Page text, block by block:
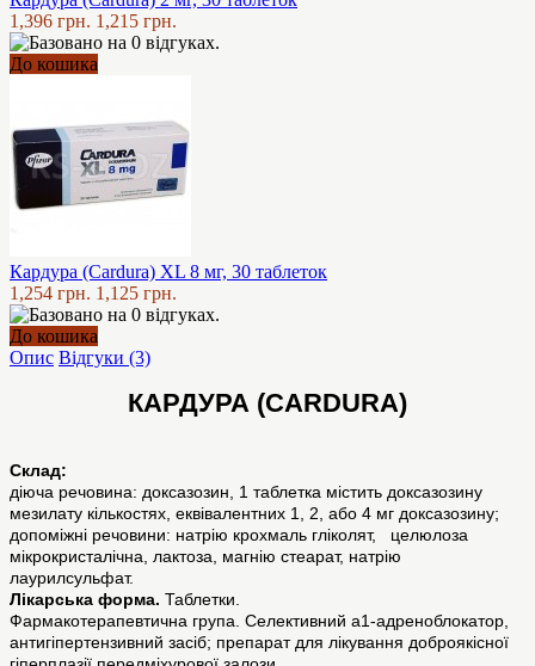
1,396 грн. 1,215 грн.
До кошика
Кардура (Cardura) XL 8 мг, 30 таблеток
1,254 грн. 1,125 грн.
До кошика
Опис Відгуки (3)
КАРДУРА (CARDURA)
Склад:
діюча речовина: доксазозин, 1 таблетка містить доксазозину
мезилату кількостях, еквівалентних 1, 2, або 4 мг доксазозину;
допоміжні речовини: натрію крохмаль гліколят, целюлоза
мікрокристалічна, лактоза, магнію стеарат, натрію
лаурилсульфат.
Лікарська форма. Таблетки.
Фармакотерапевтична група. Селективний a1-адреноблокатор,
антигіпертензивний засіб; препарат для лікування доброякісної